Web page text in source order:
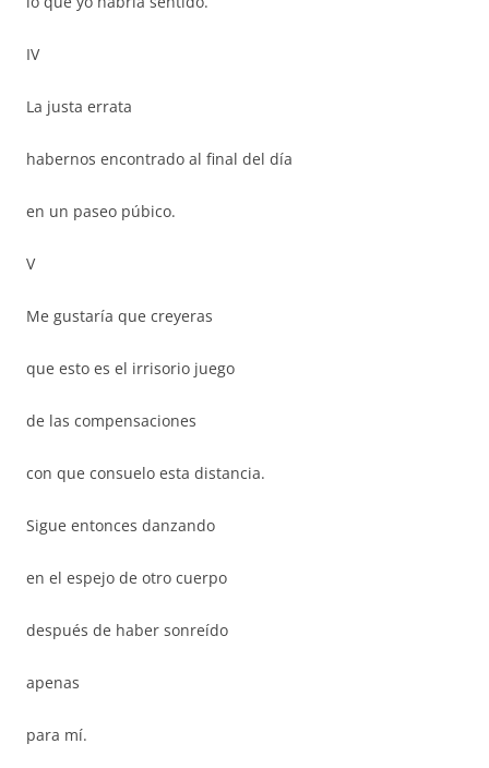
IV
La justa errata
habernos encontrado al final del día
en un paseo púbico.
V
Me gustaría que creyeras
que esto es el irrisorio juego
de las compensaciones
con que consuelo esta distancia.
Sigue entonces danzando
en el espejo de otro cuerpo
después de haber sonreído
apenas
para mí.